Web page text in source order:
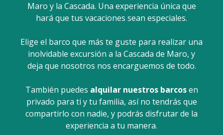
Maro y la Cascada. Una experiencia única que
hará que tus vacaciones sean especiales.
Elige el barco que más te guste para realizar una
inolvidable excursión a la Cascada de Maro, y
deja que nosotros nos encarguemos de todo.
También puedes alquilar nuestros barcosen
privado para ti y tu familia, así no tendrás que
compartirlo con nadie, y podrás disfrutar de la
experiencia a tu manera.